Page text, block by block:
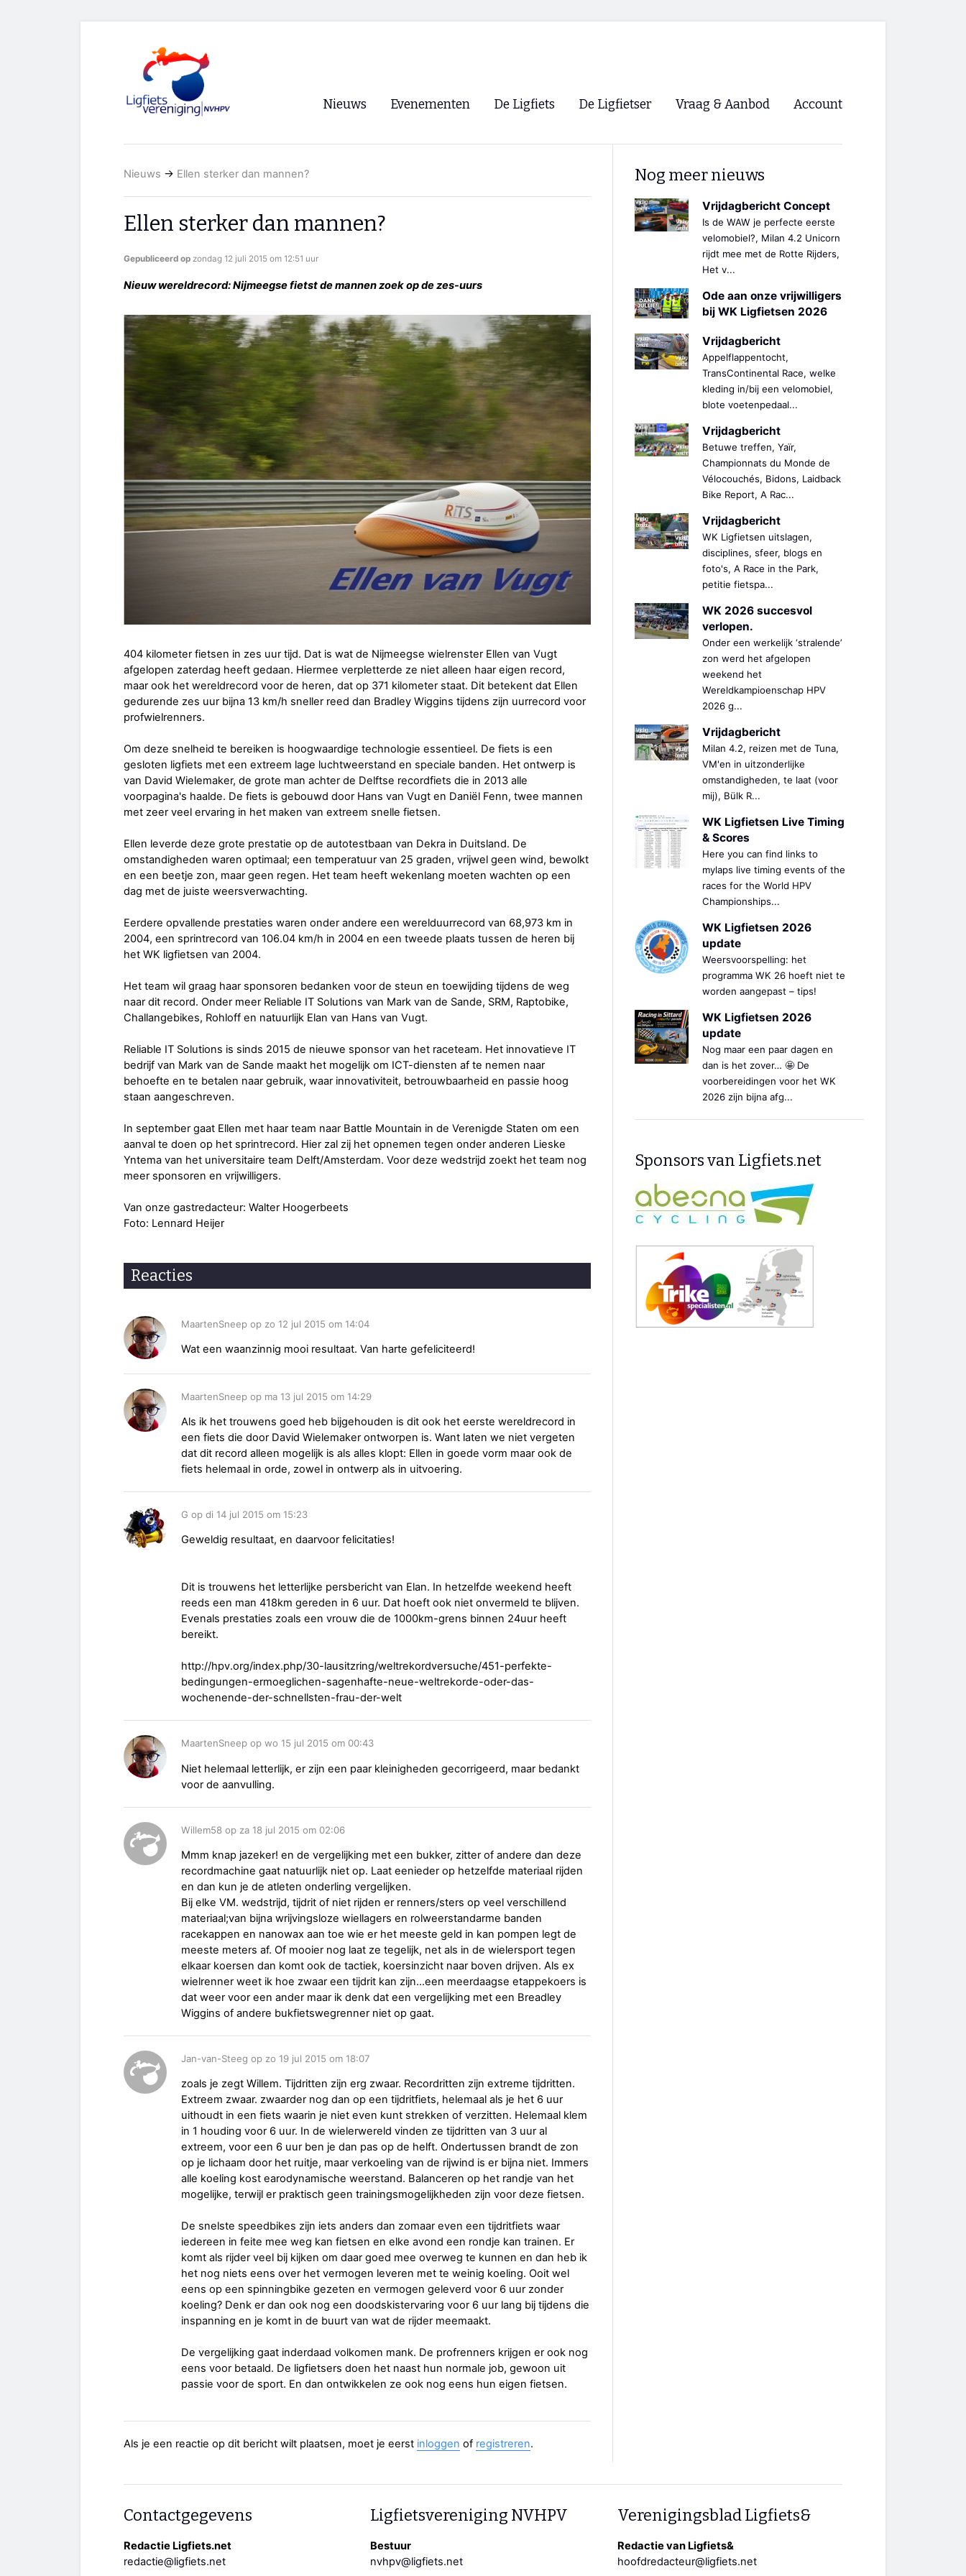
Nieuws Evenementen
WK Ligfietsen 2026
De Ligfiets De Ligfietser
Ligfietsvereninging NVHPV
Lokale Fietsverenigingen
Forum ligfietsers.nl 🡺
Vraag & Aanbod Account
Nieuws → Ellen sterker dan mannen?
Ellen sterker dan mannen?
Gepubliceerd op zondag 12 juli 2015 om 12:51 uur
Nieuw wereldrecord: Nijmeegse fietst de mannen zoek op de zes-uurs
404 kilometer fietsen in zes uur tijd. Dat is wat de Nijmeegse wielrenster Ellen van Vugt
afgelopen zaterdag heeft gedaan. Hiermee verpletterde ze niet alleen haar eigen record,
maar ook het wereldrecord voor de heren, dat op 371 kilometer staat. Dit betekent dat Ellen
gedurende zes uur bijna 13 km/h sneller reed dan Bradley Wiggins tijdens zijn uurrecord voor
profwielrenners.
Om deze snelheid te bereiken is hoogwaardige technologie essentieel. De fiets is een
gesloten ligfiets met een extreem lage luchtweerstand en speciale banden. Het ontwerp is
van David Wielemaker, de grote man achter de Delftse recordfiets die in 2013 alle
voorpagina's haalde. De fiets is gebouwd door Hans van Vugt en Daniël Fenn, twee mannen
met zeer veel ervaring in het maken van extreem snelle fietsen.
Ellen leverde deze grote prestatie op de autotestbaan van Dekra in Duitsland. De
omstandigheden waren optimaal; een temperatuur van 25 graden, vrijwel geen wind, bewolkt
en een beetje zon, maar geen regen. Het team heeft wekenlang moeten wachten op een
dag met de juiste weersverwachting.
Eerdere opvallende prestaties waren onder andere een werelduurrecord van 68,973 km in
2004, een sprintrecord van 106.04 km/h in 2004 en een tweede plaats tussen de heren bij
het WK ligfietsen van 2004.
Het team wil graag haar sponsoren bedanken voor de steun en toewijding tijdens de weg
naar dit record. Onder meer Reliable IT Solutions van Mark van de Sande, SRM, Raptobike,
Challangebikes, Rohloff en natuurlijk Elan van Hans van Vugt.
Reliable IT Solutions is sinds 2015 de nieuwe sponsor van het raceteam. Het innovatieve IT
bedrijf van Mark van de Sande maakt het mogelijk om ICT-diensten af te nemen naar
behoefte en te betalen naar gebruik, waar innovativiteit, betrouwbaarheid en passie hoog
staan aangeschreven.
In september gaat Ellen met haar team naar Battle Mountain in de Verenigde Staten om een
aanval te doen op het sprintrecord. Hier zal zij het opnemen tegen onder anderen Lieske
Yntema van het universitaire team Delft/Amsterdam. Voor deze wedstrijd zoekt het team nog
meer sponsoren en vrijwilligers.
Van onze gastredacteur: Walter Hoogerbeets
Foto: Lennard Heijer
Reacties
MaartenSneep op zo 12 jul 2015 om 14:04
Wat een waanzinnig mooi resultaat. Van harte gefeliciteerd!
MaartenSneep op ma 13 jul 2015 om 14:29
Als ik het trouwens goed heb bijgehouden is dit ook het eerste wereldrecord in
een fiets die door David Wielemaker ontworpen is. Want laten we niet vergeten
dat dit record alleen mogelijk is als alles klopt: Ellen in goede vorm maar ook de
fiets helemaal in orde, zowel in ontwerp als in uitvoering.
G op di 14 jul 2015 om 15:23
Geweldig resultaat, en daarvoor felicitaties!
Dit is trouwens het letterlijke persbericht van Elan. In hetzelfde weekend heeft
reeds een man 418km gereden in 6 uur. Dat hoeft ook niet onvermeld te blijven.
Evenals prestaties zoals een vrouw die de 1000km-grens binnen 24uur heeft
bereikt.
http://hpv.org/index.php/30-lausitzring/weltrekordversuche/451-perfekte-
bedingungen-ermoeglichen-sagenhafte-neue-weltrekorde-oder-das-
wochenende-der-schnellsten-frau-der-welt
MaartenSneep op wo 15 jul 2015 om 00:43
Niet helemaal letterlijk, er zijn een paar kleinigheden gecorrigeerd, maar bedankt
voor de aanvulling.
Willem58 op za 18 jul 2015 om 02:06
Mmm knap jazeker! en de vergelijking met een bukker, zitter of andere dan deze
recordmachine gaat natuurlijk niet op. Laat eenieder op hetzelfde materiaal rijden
en dan kun je de atleten onderling vergelijken.
Bij elke VM. wedstrijd, tijdrit of niet rijden er renners/sters op veel verschillend
materiaal;van bijna wrijvingsloze wiellagers en rolweerstandarme banden
racekappen en nanowax aan toe wie er het meeste geld in kan pompen legt de
meeste meters af. Of mooier nog laat ze tegelijk, net als in de wielersport tegen
elkaar koersen dan komt ook de tactiek, koersinzicht naar boven drijven. Als ex
wielrenner weet ik hoe zwaar een tijdrit kan zijn...een meerdaagse etappekoers is
dat weer voor een ander maar ik denk dat een vergelijking met een Breadley
Wiggins of andere bukfietswegrenner niet op gaat.
Jan-van-Steeg op zo 19 jul 2015 om 18:07
zoals je zegt Willem. Tijdritten zijn erg zwaar. Recordritten zijn extreme tijdritten.
Extreem zwaar. zwaarder nog dan op een tijdritfiets, helemaal als je het 6 uur
uithoudt in een fiets waarin je niet even kunt strekken of verzitten. Helemaal klem
in 1 houding voor 6 uur. In de wielerwereld vinden ze tijdritten van 3 uur al
extreem, voor een 6 uur ben je dan pas op de helft. Ondertussen brandt de zon
op je lichaam door het ruitje, maar verkoeling van de rijwind is er bijna niet. Immers
alle koeling kost earodynamische weerstand. Balanceren op het randje van het
mogelijke, terwijl er praktisch geen trainingsmogelijkheden zijn voor deze fietsen.
De snelste speedbikes zijn iets anders dan zomaar even een tijdritfiets waar
iedereen in feite mee weg kan fietsen en elke avond een rondje kan trainen. Er
komt als rijder veel bij kijken om daar goed mee overweg te kunnen en dan heb ik
het nog niets eens over het vermogen leveren met te weinig koeling. Ooit wel
eens op een spinningbike gezeten en vermogen geleverd voor 6 uur zonder
koeling? Denk er dan ook nog een doodskistervaring voor 6 uur lang bij tijdens die
inspanning en je komt in de buurt van wat de rijder meemaakt.
De vergelijking gaat inderdaad volkomen mank. De profrenners krijgen er ook nog
eens voor betaald. De ligfietsers doen het naast hun normale job, gewoon uit
passie voor de sport. En dan ontwikkelen ze ook nog eens hun eigen fietsen.
Als je een reactie op dit bericht wilt plaatsen, moet je eerst inloggen of registreren.
Nog meer nieuws
Vrijdagbericht Concept
Is de WAW je perfecte eerste
velomobiel?, Milan 4.2 Unicorn
rijdt mee met de Rotte Rijders,
Het v...
Ode aan onze vrijwilligers
bij WK Ligfietsen 2026
Vrijdagbericht
Appelflappentocht,
TransContinental Race, welke
kleding in/bij een velomobiel,
blote voetenpedaal...
Vrijdagbericht
Betuwe treffen, Yaïr,
Championnats du Monde de
Vélocouchés, Bidons, Laidback
Bike Report, A Rac...
Vrijdagbericht
WK Ligfietsen uitslagen,
disciplines, sfeer, blogs en
foto's, A Race in the Park,
petitie fietspa...
WK 2026 succesvol
verlopen.
Onder een werkelijk ‘stralende’
zon werd het afgelopen
weekend het
Wereldkampioenschap HPV
2026 g...
Vrijdagbericht
Milan 4.2, reizen met de Tuna,
VM'en in uitzonderlijke
omstandigheden, te laat (voor
mij), Bülk R...
WK Ligfietsen Live Timing
& Scores
Here you can find links to
mylaps live timing events of the
races for the World HPV
Championships...
WK Ligfietsen 2026
update
Weersvoorspelling: het
programma WK 26 hoeft niet te
worden aangepast – tips!
WK Ligfietsen 2026
update
Nog maar een paar dagen en
dan is het zover… 🤩 De
voorbereidingen voor het WK
2026 zijn bijna afg...
Sponsors van Ligfiets.net
Contactgegevens
Redactie Ligfiets.net
redactie@ligfiets.net
Ligfietsvereniging NVHPV
Bestuur
nvhpv@ligfiets.net
Verenigingsblad Ligfiets&
Redactie van Ligfiets&
hoofdredacteur@ligfiets.net